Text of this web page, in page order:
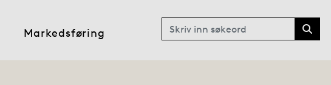
Markedsføring
Søk